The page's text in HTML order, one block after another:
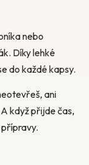
nebo
Díky lehké
do každé kapsy.
ani
když přijde čas,